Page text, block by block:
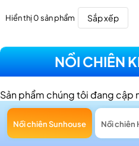
Hiển thị 0 sản phẩm Sắp xếp
NỒI CHIÊN
Sản phẩm chúng tôi đang cập
Nồi chiên Sunhouse Nồi chiên